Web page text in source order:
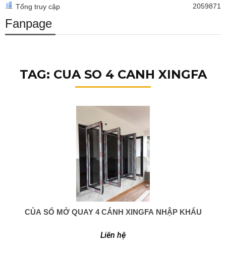
Tổng truy cập
2059871
Fanpage
TAG: CUA SO 4 CANH XINGFA
0949 366 908
CỦA SỔ MỞ QUAY 4 CÁNH XINGFA NHẬP KHẨU
Liên hệ